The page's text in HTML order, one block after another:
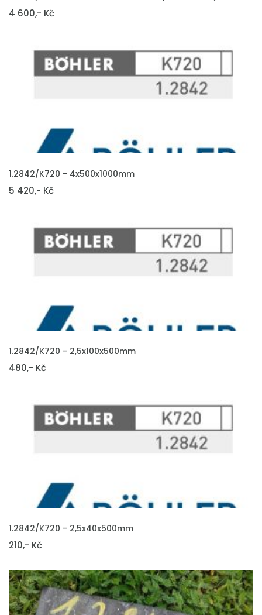
4 600,- Kč
VLOŽIT DO KOŠÍKU
1.2842/K720 - 4x500x1000mm
5 420,- Kč
VLOŽIT DO KOŠÍKU
1.2842/K720 - 2,5x100x500mm
480,- Kč
VLOŽIT DO KOŠÍKU
1.2842/K720 - 2,5x40x500mm
210,- Kč